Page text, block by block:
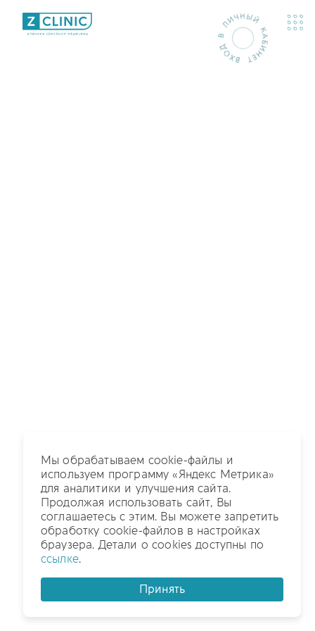
Мы обрабатываем cookie-файлы и
используем программу «Яндекс Метрика»
для аналитики и улучшения сайта.
Продолжая использовать сайт, Вы
соглашаетесь с этим. Вы можете запретить
обработку cookie-файлов в настройках
браузера. Детали о cookies доступны по
ссылке.
Принять